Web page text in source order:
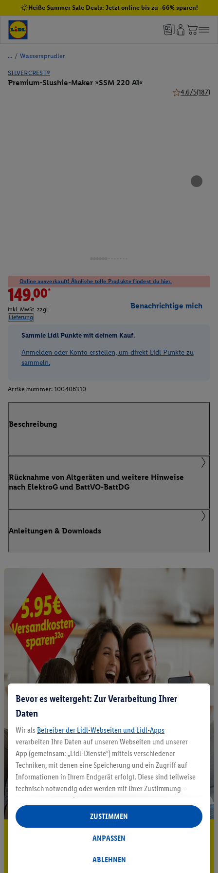
Heiße Summer Sale Deals: Jetzt online bis zu -66% sparen!
/ Wassersprudler
SILVERCREST®
Premium-Slushie-Maker »SSM 220 A1«
4.6/5(187)
Online ausverkauft! Ähnliche tolle Produkte findest du hier.
149.00*
inkl. MwSt. zzgl.
Lieferung
Benachrichtige mich
Sammle Lidl Punkte mit deinem Kauf.
Anmelden oder Konto erstellen, um direkt Lidl Punkte zu
sammeln.
Artikelnummer: 100406310
Beschreibung
Rücknahme von Altgeräten und weitere Hinweise
nach ElektroG und BattVO-BattDG
Anleitungen & Downloads
5.95 € Versand sparen³²ᵃ
Bevor es weitergeht: Zur Verarbeitung Ihrer
Daten
Wir als Betreiber der Lidl-Webseiten und Lidl-Apps
verarbeiten Ihre Daten auf unseren Webseiten und unserer
App (gemeinsam: „Lidl-Dienste“) mittels verschiedener
Techniken, mit denen eine Speicherung und ein Zugriff auf
Informationen in Ihrem Endgerät erfolgt. Diese sind teilweise
technisch notwendig oder werden mit Ihrer Zustimmung -
auch durch Partner (u.a.
Verantwortliche; im Zusammenhang mit dem IAB TCF
insgesamt
Statistik-Erstellung oder für personalisierte Werbung
Datenverarbeitungen für personalisierte Werbung werden
ABLEHNEN
ANPASSEN
ZUSTIMMEN